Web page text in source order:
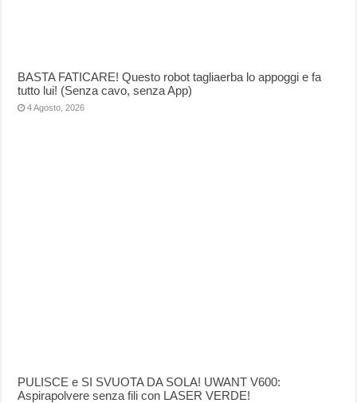
BASTA FATICARE! Questo robot tagliaerba lo appoggi e fa
tutto lui! (Senza cavo, senza App)
4 Agosto, 2026
PULISCE e SI SVUOTA DA SOLA! UWANT V600:
Aspirapolvere senza fili con LASER VERDE!